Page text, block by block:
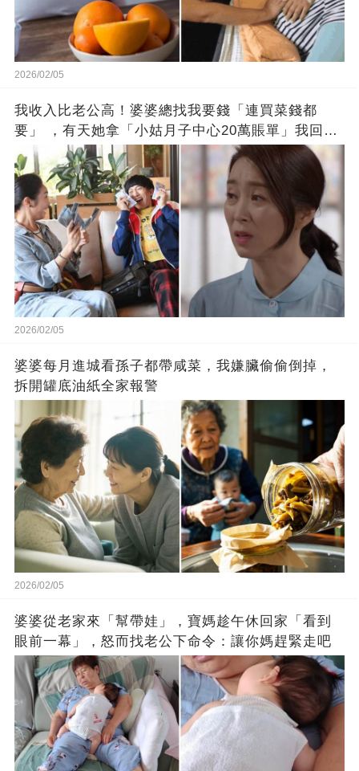
2026/02/05
我收入比老公高！婆婆總找我要錢「連買菜錢都
要」 ，有天她拿「小姑月子中心20萬賬單」我回房
拿出一張紙
2026/02/05
婆婆每月進城看孫子都帶咸菜，我嫌臟偷偷倒掉，
拆開罐底油紙全家報警
2026/02/05
婆婆從老家來「幫帶娃」，寶媽趁午休回家「看到
眼前一幕」，怒而找老公下命令：讓你媽趕緊走吧